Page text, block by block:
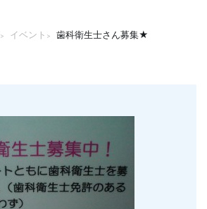
入れ歯
親知らずの抜歯
顎関節症
> イベント > 歯科衛生士さん募集★